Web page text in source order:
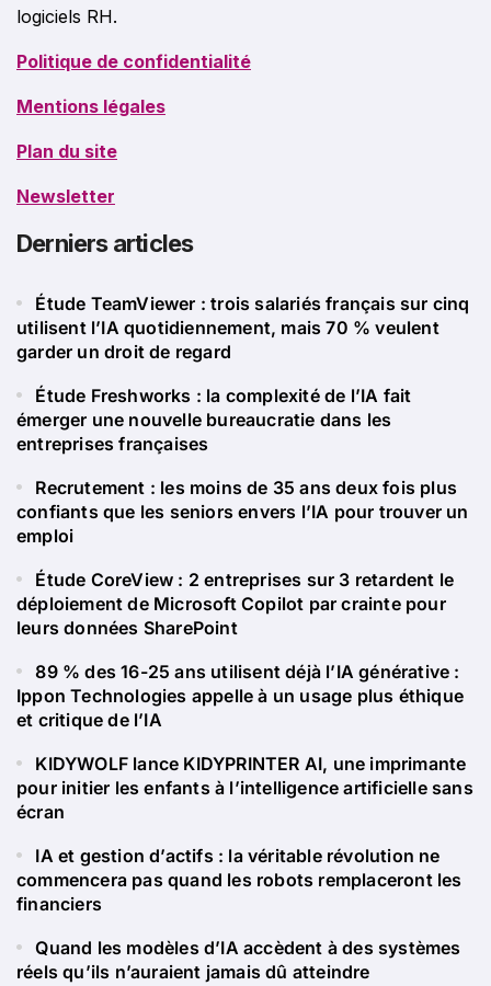
logiciels RH.
Politique de confidentialité
Mentions légales
Plan du site
Newsletter
Derniers articles
Étude TeamViewer : trois salariés français sur cinq
utilisent l’IA quotidiennement, mais 70 % veulent
garder un droit de regard
Étude Freshworks : la complexité de l’IA fait
émerger une nouvelle bureaucratie dans les
entreprises françaises
Recrutement : les moins de 35 ans deux fois plus
confiants que les seniors envers l’IA pour trouver un
emploi
Étude CoreView : 2 entreprises sur 3 retardent le
déploiement de Microsoft Copilot par crainte pour
leurs données SharePoint
89 % des 16-25 ans utilisent déjà l’IA générative :
Ippon Technologies appelle à un usage plus éthique
et critique de l’IA
KIDYWOLF lance KIDYPRINTER AI, une imprimante
pour initier les enfants à l’intelligence artificielle sans
écran
IA et gestion d’actifs : la véritable révolution ne
commencera pas quand les robots remplaceront les
financiers
Quand les modèles d’IA accèdent à des systèmes
réels qu’ils n’auraient jamais dû atteindre